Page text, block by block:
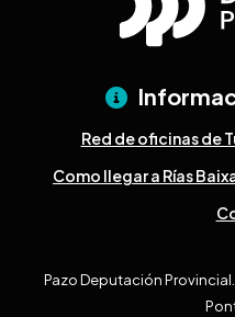
Red de oficinas de
Como llegar a Rías
Pazo Deputación